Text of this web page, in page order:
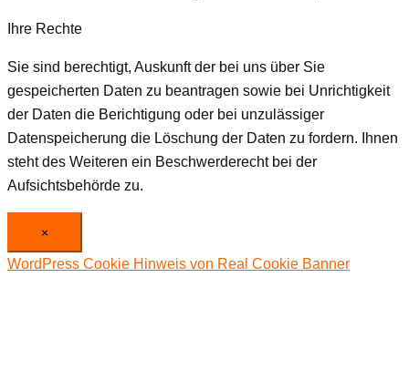
Ihre Rechte
Sie sind berechtigt, Auskunft der bei uns über Sie
gespeicherten Daten zu beantragen sowie bei Unrichtigkeit
der Daten die Berichtigung oder bei unzulässiger
Datenspeicherung die Löschung der Daten zu fordern. Ihnen
steht des Weiteren ein Beschwerderecht bei der
Aufsichtsbehörde zu.
×
WordPress Cookie Hinweis von Real Cookie Banner